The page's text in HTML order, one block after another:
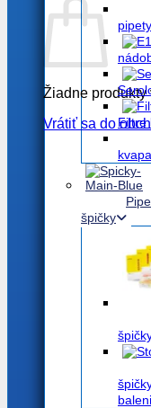
Žiadne produkty
Vrátiť sa do
pipety
Filtre
špičky